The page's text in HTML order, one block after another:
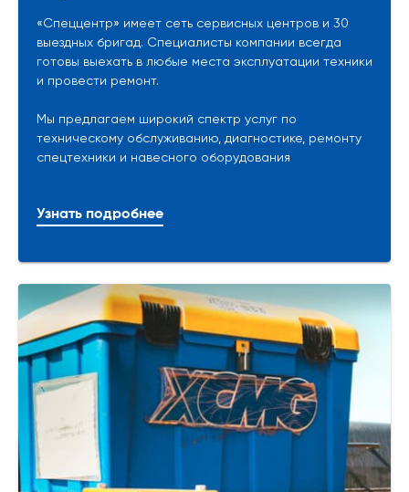
«Спеццентр» имеет сеть сервисных центров и 30
выездных бригад. Специалисты компании всегда
готовы выехать в любые места эксплуатации техники
и провести ремонт.
Мы предлагаем широкий спектр услуг по
техническому обслуживанию, диагностике, ремонту
спецтехники и навесного оборудования
Узнать подробнее